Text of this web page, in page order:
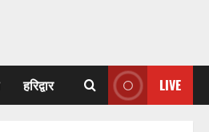
हरिद्वार LIVE